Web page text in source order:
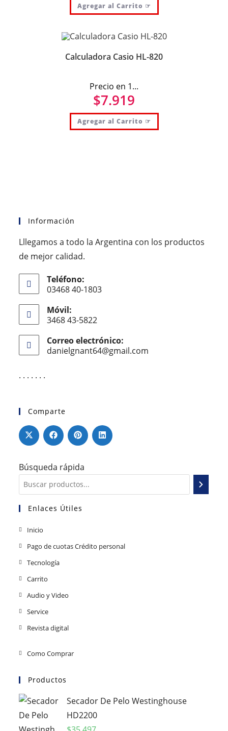
Agregar al Carrito ☞
Calculadora Casio HL-820
Precio en 1...
$7.919
Agregar al Carrito ☞
Información
Lllegamos a todo la Argentina con los productos
de mejor calidad.
Teléfono:
03468 40-1803
Móvil:
3468 43-5822
Correo electrónico:
danielgnant64@gmail.com
. . . . . . .
Comparte
Búsqueda rápida
Enlaces Útiles
Inicio
Pago de cuotas Crédito personal
Tecnología
Carrito
Audio y Video
Service
Revista digital
Como Comprar
Productos
Secador De Pelo Westinghouse
HD2200